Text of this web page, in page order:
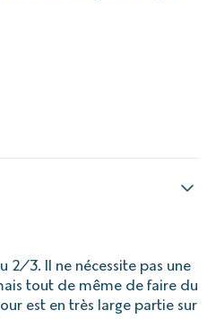
2/3. Il ne nécessite pas une
tout de même de faire du
est en très large partie sur